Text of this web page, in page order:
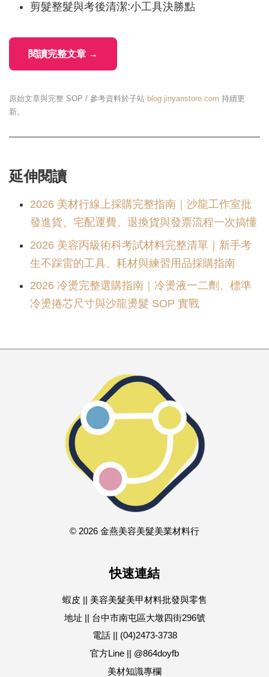
剪髮整髮與考後清潔:小工具決勝點
閱讀完整文章 →
原始文章與完整 SOP / 參考資料於子站 blog.jinyanstore.com 持續更
新。
延伸閱讀
2026 美材行線上採購完整指南｜沙龍工作室批
發進貨、宅配運費、退換貨與發票流程一次搞懂
2026 美容丙級術科考試材料完整清單｜新手考
生不踩雷的工具、耗材與練習用品採購指南
2026 冷燙完整選購指南｜冷燙液一二劑、標準
冷燙捲芯尺寸與沙龍燙髮 SOP 實戰
© 2026 金燕美容美髮美業材料行
快速連結
蝦皮 || 美容美髮美甲材料批發與零售
地址 || 台中市南屯區大墩四街296號
電話 || (04)2473-3738
官方Line || @864doyfb
美材知識專欄